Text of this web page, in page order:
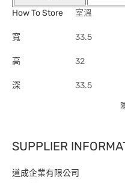
How To Store 室溫
寬 33.5
高 32
深 33.5
SUPPLIER
道成企業有限公司